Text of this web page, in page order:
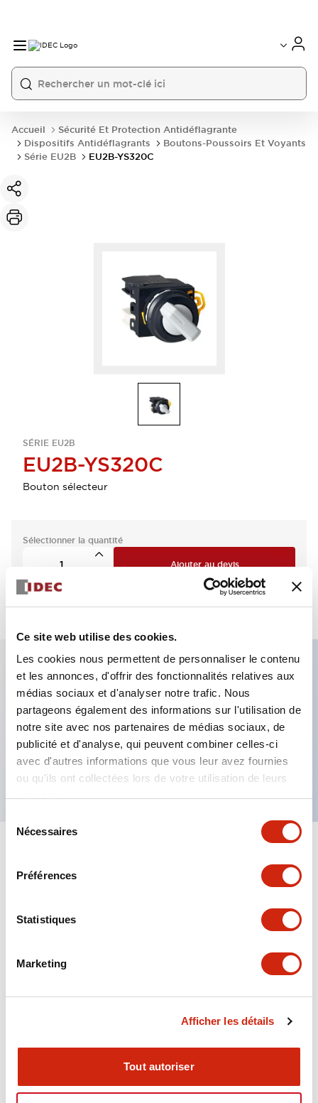
Ce site web utilise des cookies.
Les cookies nous permettent de personnaliser le contenu
et les annonces, d'offrir des fonctionnalités relatives aux
médias sociaux et d'analyser notre trafic. Nous
partageons également des informations sur l'utilisation de
notre site avec nos partenaires de médias sociaux, de
publicité et d'analyse, qui peuvent combiner celles-ci
avec d'autres informations que vous leur avez fournies
ou qu'ils ont collectées lors de votre utilisation de leurs
Nécessaires
Préférences
Statistiques
Marketing
Afficher les détails
Tout autoriser
Accueil
Sécurité Et Protection Antidéflagrante
Dispositifs Antidéflagrants
Boutons-Poussoirs Et Voyants
Série EU2B
EU2B-YS320C
SÉRIE EU2B
EU2B-YS320C
Bouton sélecteur
Sélectionner la quantité
Ajouter au devis
Caractéristiques clés
Commutateur sélecteur 3 positions, retour par
ressort depuis la gauche, 2 contacts NO, borne à vis
apparente
Documents et fichiers
Fiche Technique Fichiers CAO
10/10/2024.PDF5.62MB